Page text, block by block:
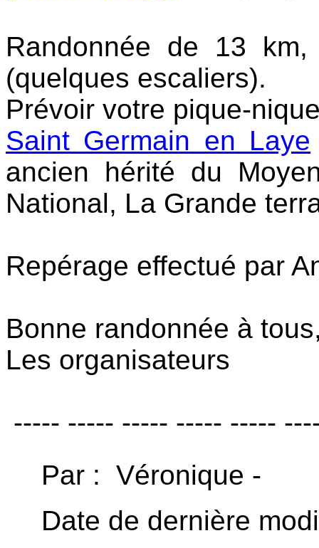
Randonnée de 13
(quelques escaliers).
Prévoir votre pique-
Saint Germain en Laye
ancien hérité du
National, La Grande
Repérage effectué par
Bonne randonnée à
Les organisateurs
----- ----- ----- ----- -----
Par : Véronique -
Date de dernière